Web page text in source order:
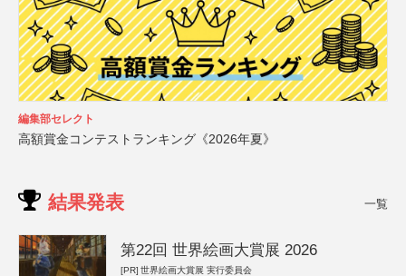
編集部セレクト
高額賞金コンテストランキング《2026年夏》
結果発表 一覧
第22回 世界絵画大賞展 2026
[PR] 世界絵画大賞展 実行委員会